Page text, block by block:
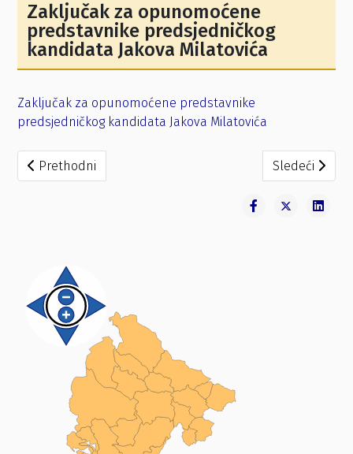
Zaključak za opunomoćene
predstavnike predsjedničkog
kandidata Jakova Milatovića
Zaključak za opunomoćene predstavnike
predsjedničkog kandidata Jakova Milatovića
Prethodni članak: Zaključak za opunomoćenog
Prethodni Sledeći
Sledeći